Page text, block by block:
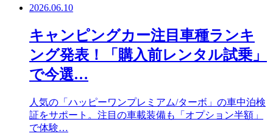
2026.06.10
キャンピングカー注目車種ランキ
ング発表！「購入前レンタル試乗」
で今選…
人気の「ハッピーワンプレミアム/ターボ」の車中泊検
証をサポート。注目の車載装備も「オプション半額」
で体験…